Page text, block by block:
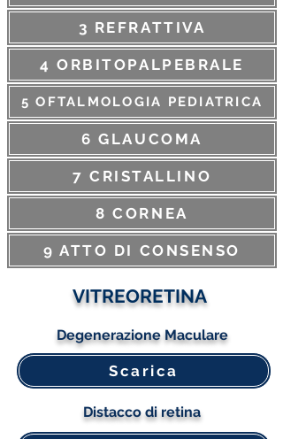
3 REFRATTIVA
4 ORBITOPALPEBRALE
5 OFTALMOLOGIA PEDIATRICA
6 GLAUCOMA
7 CRISTALLINO
8 CORNEA
9 ATTO DI CONSENSO
VITREORETINA
Degenerazione Maculare
Scarica
Distacco di retina